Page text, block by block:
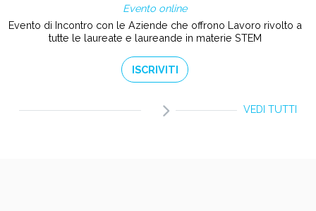
Evento online
Evento di Incontro con le Aziende che offrono Lavoro rivolto a
tutte le laureate e laureande in materie STEM
ISCRIVITI
VEDI TUTTI